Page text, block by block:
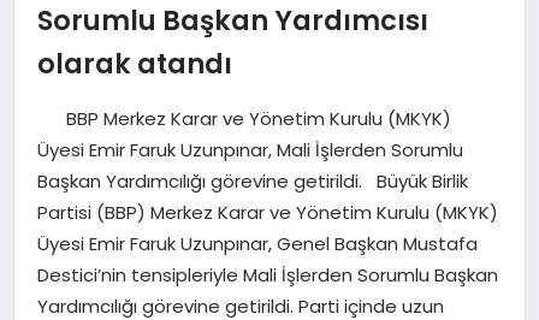
EĞITIM
DÜNYA
TEKNOLOJI
SIYASET
Sorumlu Başkan Yardımcısı
olarak atandı
BBP Merkez Karar ve Yönetim Kurulu (MKYK)
Üyesi Emir Faruk Uzunpınar, Mali İşlerden Sorumlu
Başkan Yardımcılığı görevine getirildi. Büyük Birlik
Partisi (BBP) Merkez Karar ve Yönetim Kurulu (MKYK)
Üyesi Emir Faruk Uzunpınar, Genel Başkan Mustafa
Destici’nin tensipleriyle Mali İşlerden Sorumlu Başkan
Yardımcılığı görevine getirildi. Parti içinde uzun